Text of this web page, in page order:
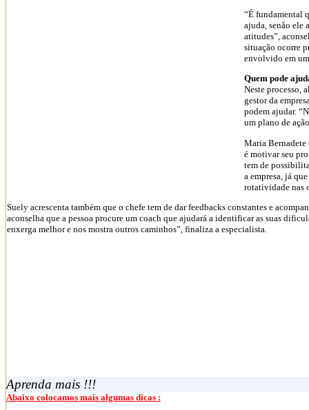
“É fundamental
ajuda, senão ele
atitudes”,
situação ocorre
envolvido em
Quem pode
Neste processo,
gestor da
podem ajudar.
um plano de
Maria Bernadete
é motivar seu
tem de
a empresa, já
rotatividade nas
Suely acrescenta também que o chefe tem de dar feedbacks constantes e
aconselha que a pessoa procure um coach que ajudará a identificar as suas
enxerga melhor e nos mostra outros caminhos”, finaliza a especialista.
Aprenda mais !!!
Abaixo colocamos mais algumas dicas :